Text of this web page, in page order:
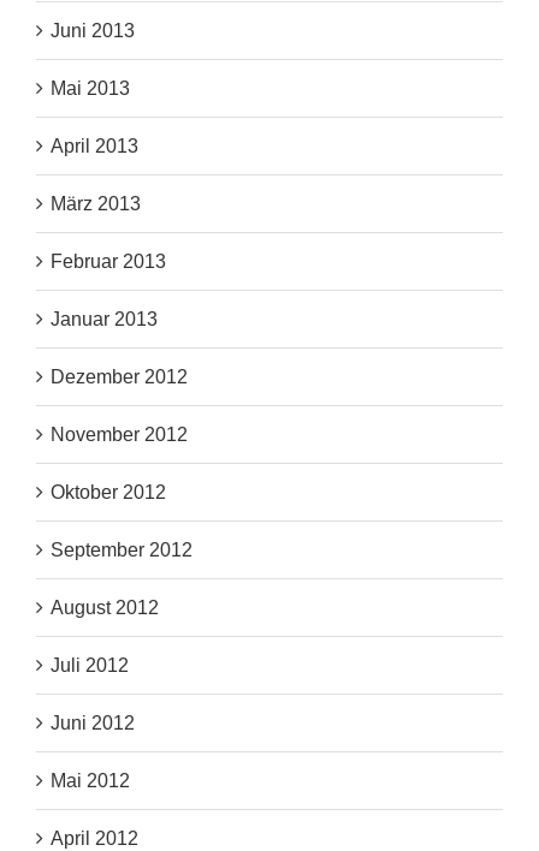
Juni 2013
Mai 2013
April 2013
März 2013
Februar 2013
Januar 2013
Dezember 2012
November 2012
Oktober 2012
September 2012
August 2012
Juli 2012
Juni 2012
Mai 2012
April 2012